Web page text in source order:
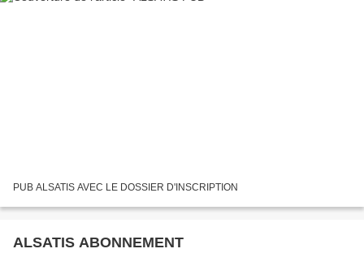
PUB ALSATIS AVEC LE DOSSIER D'INSCRIPTION
ALSATIS ABONNEMENT